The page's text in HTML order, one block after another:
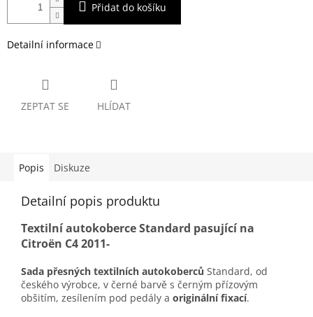
Přidat do košíku
Detailní informace
ZEPTAT SE HLÍDAT
Popis Diskuze
Detailní popis produktu
Textilní autokoberce Standard pasující na
Citroën C4 2011-
Sada přesných textilních autokoberců Standard, od
českého výrobce, v černé barvě s černým přízovým
obšitím, zesílením pod pedály a originální fixací.